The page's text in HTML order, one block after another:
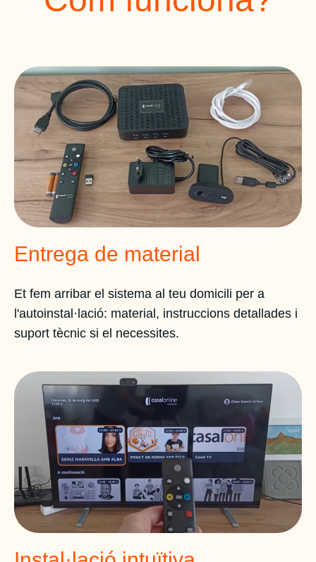
Entrega de material
Et fem arribar el sistema al teu domicili per a
l'autoinstal·lació: material, instruccions detallades i
suport tècnic si el necessites.